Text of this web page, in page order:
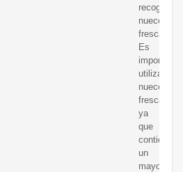
recoger
nueces
frescas.
Es
importante
utilizar
nueces
frescas
ya
que
contienen
un
mayor